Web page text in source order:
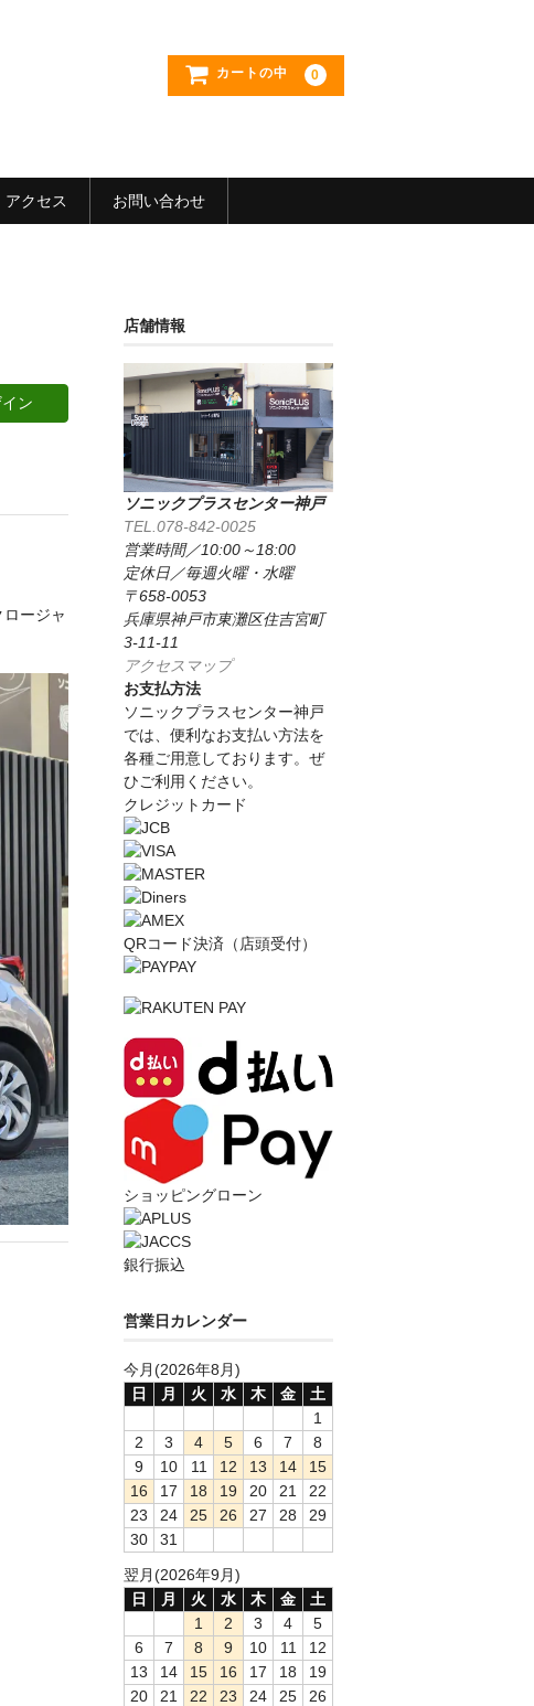
カートの中 0
アクセス お問い合わせ
ン
ージャ
店舗情報
ソニックプラスセンター神戸
TEL.078-842-0025
営業時間／10:00～18:00
定休日／毎週火曜・水曜
〒658-0053
兵庫県神戸市東灘区住吉宮町
3-11-11
アクセスマップ
お支払方法
ソニックプラスセンター神戸
では、便利なお支払い方法を
各種ご用意しております。ぜ
ひご利用ください。
クレジットカード
QRコード決済（店頭受付）
ショッピングローン
銀行振込
営業日カレンダー
今月(2026年8月)
日
月 火 水 木 金
土
1
2
3 4 5 6 7
8
9
10 11 12 13 14
15
16
17 18 19 20 21
22
23
24 25 26 27 28
29
30
31
翌月(2026年9月)
日
月 火 水 木 金
土
1
2 3 4
5
6
7 8 9 10 11
12
13
14 15 16 17 18
19
20
21 22 23 24 25
26